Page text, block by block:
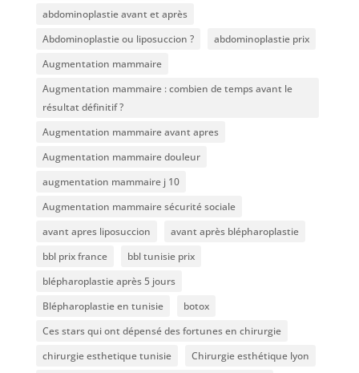
abdominoplastie avant et après
Abdominoplastie ou liposuccion ?
abdominoplastie prix
Augmentation mammaire
Augmentation mammaire : combien de temps avant le
résultat définitif ?
Augmentation mammaire avant apres
Augmentation mammaire douleur
augmentation mammaire j 10
Augmentation mammaire sécurité sociale
avant apres liposuccion
avant après blépharoplastie
bbl prix france
bbl tunisie prix
blépharoplastie après 5 jours
Blépharoplastie en tunisie
botox
Ces stars qui ont dépensé des fortunes en chirurgie
chirurgie esthetique tunisie
Chirurgie esthétique lyon